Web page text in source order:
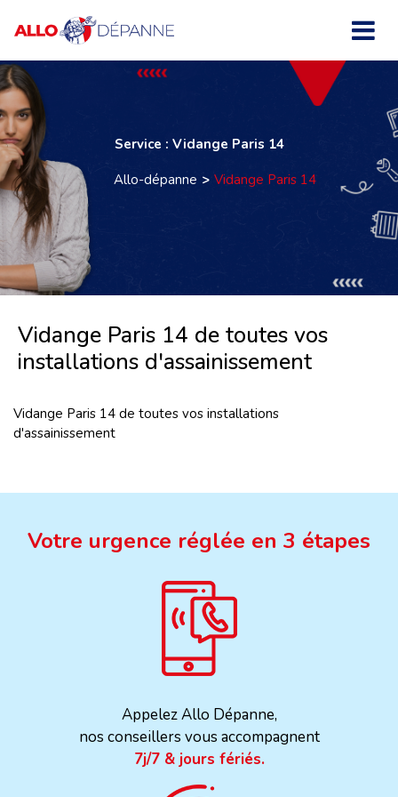
Service : Vidange Paris 14
Allo-dépanne
Vidange Paris 14
Vidange Paris 14 de toutes vos
installations d'assainissement
Vidange Paris 14 de toutes vos installations
d'assainissement
Votre urgence réglée en 3 étapes
Appelez Allo Dépanne,
nos conseillers vous accompagnent
7j/7 & jours fériés.